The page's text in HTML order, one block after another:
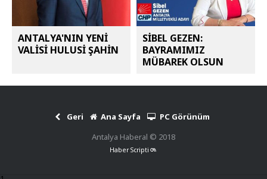
ANTALYA'NIN YENİ
VALİSİ HULUSİ ŞAHİN
SİBEL GEZEN:
BAYRAMIMIZ
MÜBAREK OLSUN
Geri Ana Sayfa
PC Görünüm
Antalya Haberal © 2018
Haber Scripti